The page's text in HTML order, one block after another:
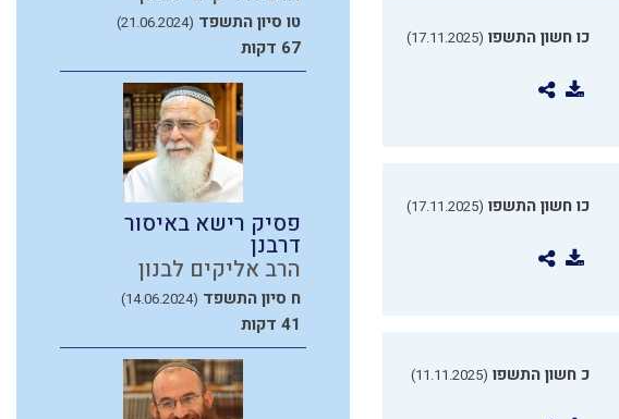
כו חשון התשפו (17.11.2025)
כו חשון התשפו (17.11.2025)
כ חשון התשפו (11.11.2025)
טו סיון התשפד (21.06.2024)
67 דקות
פסיק רישא באיסור
דרבנן
הרב אליקים לבנון
ח סיון התשפד (14.06.2024)
41 דקות